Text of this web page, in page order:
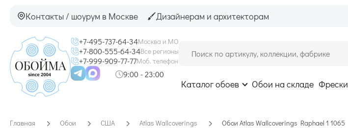
Контакты / шоурум в Москве Дизайнерам и архитекторам
+7-495-737-64-34Москва и МО
+7-800-555-64-34Все регионы
+7-999-909-77-77Моб. телефон
9:00 - 23:00
Каталог обоев Обои на складе Фрески
Главная Обои США Atlas Wallcoverings Обои Atlas Wallcoverings Raphael 1 1065